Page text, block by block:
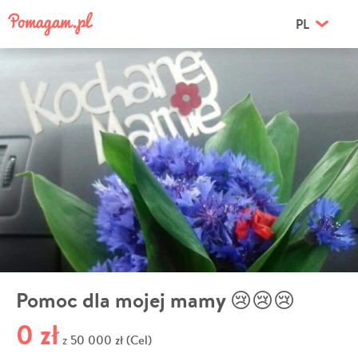
PL
Pomoc dla mojej mamy 😢😢😢
0 zł z 50 000 zł (Cel)